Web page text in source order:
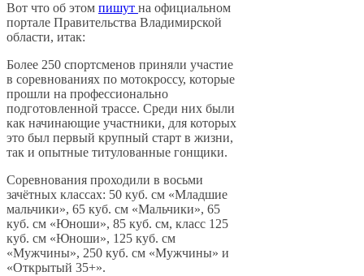
Вот что об этом пишут на официальном
портале Правительства Владимирской
области, итак:
Более 250 спортсменов приняли участие
в соревнованиях по мотокроссу, которые
прошли на профессионально
подготовленной трассе. Среди них были
как начинающие участники, для которых
это был первый крупный старт в жизни,
так и опытные титулованные гонщики.
Соревнования проходили в восьми
зачётных классах: 50 куб. см «Младшие
мальчики», 65 куб. см «Мальчики», 65
куб. см «Юноши», 85 куб. см, класс 125
куб. см «Юноши», 125 куб. см
«Мужчины», 250 куб. см «Мужчины» и
«Открытый 35+».